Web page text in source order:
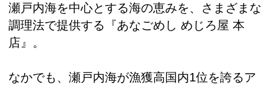
瀬戸内海を中心とする海の恵みを、さまざまな
調理法で提供する『あなごめし めじろ屋 本
店』。
なかでも、瀬戸内海が漁獲高国内1位を誇るア